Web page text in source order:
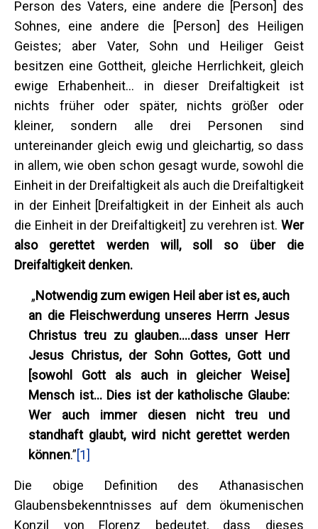
Person des Vaters, eine andere die [Person] des
Sohnes, eine andere die [Person] des Heiligen
Geistes; aber Vater, Sohn und Heiliger Geist
besitzen eine Gottheit, gleiche Herrlichkeit, gleich
ewige Erhabenheit... in dieser Dreifaltigkeit ist
nichts früher oder später, nichts größer oder
kleiner, sondern alle drei Personen sind
untereinander gleich ewig und gleichartig, so dass
in allem, wie oben schon gesagt wurde, sowohl die
Einheit in der Dreifaltigkeit als auch die Dreifaltigkeit
in der Einheit [Dreifaltigkeit in der Einheit als auch
die Einheit in der Dreifaltigkeit] zu verehren ist. Wer
also gerettet werdenwill, soll so über die
Dreifaltigkeit denken.
„Notwendig zum ewigen Heil aber ist es, auch
an die Fleischwerdung unseres Herrn Jesus
Christus treu zu glauben.…dass unser Herr
Jesus Christus, der Sohn Gottes, Gott und
[sowohl Gott als auch in gleicher Weise]
Mensch ist… Dies ist der katholische Glaube:
Wer auch immer diesen nicht treu und
standhaft glaubt, wird nicht gerettet werden
können.”[1]
Die obige Definition des Athanasischen
Glaubensbekenntnisses auf dem ökumenischen
Konzil von Florenz bedeutet, dass dieses